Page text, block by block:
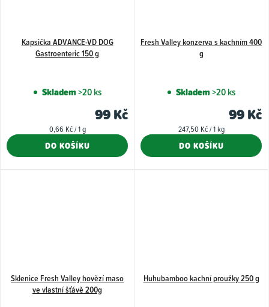
Kapsička ADVANCE-VD DOG
Gastroenteric 150 g
Skladem>20 ks
99 Kč
Měrná
0,66 Kč / 1 g
DO KOŠÍKU
Fresh Valley konzerva s kachním 400
g
Skladem>20 ks
99 Kč
Měrná
247,50 Kč / 1 kg
DO KOŠÍKU
Sklenice Fresh Valley hovězí maso
ve vlastní šťávě 200g
Huhubamboo kachní proužky 250 g